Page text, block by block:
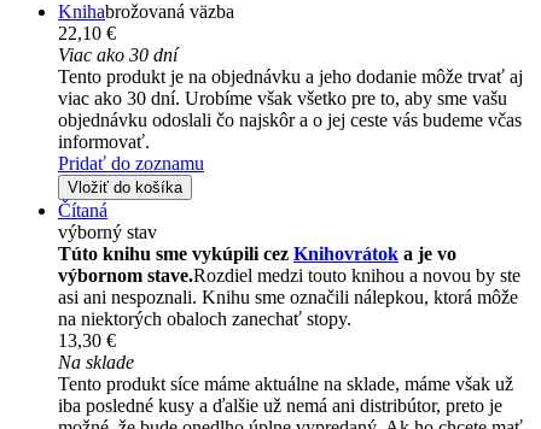
Knihabrožovaná väzba
22,10 €
Viac ako 30 dní
Tento produkt je na objednávku a jeho dodanie môže trvať aj
viac ako 30 dní. Urobíme však všetko pre to, aby sme vašu
objednávku odoslali čo najskôr a o jej ceste vás budeme včas
informovať.
Pridať do zoznamu
Vložiť do košíka
Čítaná
výborný stav
Túto knihu sme vykúpili cez Knihovrátok a je vo
výbornom stave.Rozdiel medzi touto knihou a novou by ste
asi ani nespoznali. Knihu sme označili nálepkou, ktorá môže
na niektorých obaloch zanechať stopy.
13,30 €
Na sklade
Tento produkt síce máme aktuálne na sklade, máme však už
iba posledné kusy a ďalšie už nemá ani distribútor, preto je